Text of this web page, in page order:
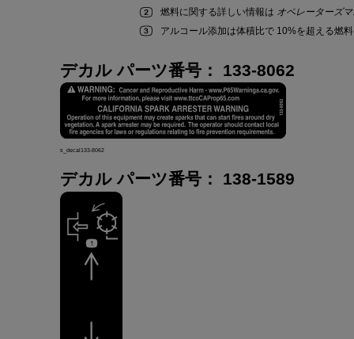
燃料に関する詳しい情報は オペレーターズ
アルコール添加は体積比で 10%を超 える燃料
デカル パーツ番号： 133-8062
s_decal133-8062
デカル パーツ番号： 138-1589